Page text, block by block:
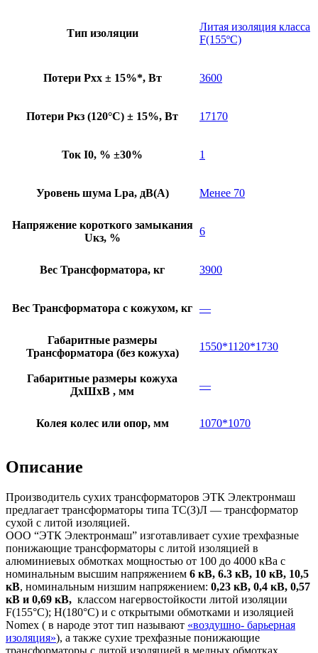
Тип изоляции
Литая изоляция класса
F(155ºC)
Потери Pхх ± 15%*, Вт 3600
Потери Pкз (120°C) ± 15%, Вт 17170
Ток I0, % ±30% 1
Уровень шума Lpa, дB(A) Менее 70
Напряжение короткого замыкания
Uкз, %
6
Вес Трансформатора, кг 3900
Вес Трансформатора с кожухом, кг —
Габаритные размеры
Трансформатора (без кожуха)
1550*1120*1730
Габаритные размеры кожуха
ДхШхВ , мм
—
Колея колес или опор, мм 1070*1070
Описание
Производитель сухих трансформаторов ЭТК Электронмаш
предлагает трансформаторы типа ТС(З)Л — трансформатор
сухой с литой изоляцией.
ООО “ЭТК Электронмаш” изготавливает сухие трехфазные
понижающие трансформаторы с литой изоляцией в
алюминиевых обмотках мощностью от 100 до 4000 кВа с
номинальным высшим напряжением 6 кВ, 6.3 кВ, 10 кВ, 10,5
кВ, номинальным низшим напряжением: 0,23 кВ, 0,4 кВ, 0,57
кВ и 0,69 кВ, классом нагервостойкости литой изоляции
F(155°C); H(180°C) и c открытыми обмотками и изоляцией
Nomex ( в народе этот тип называют «воздушно- барьерная
изоляция»), а также сухие трехфазные понижающие
трансформаторы с литой изоляцией в медных обмотках